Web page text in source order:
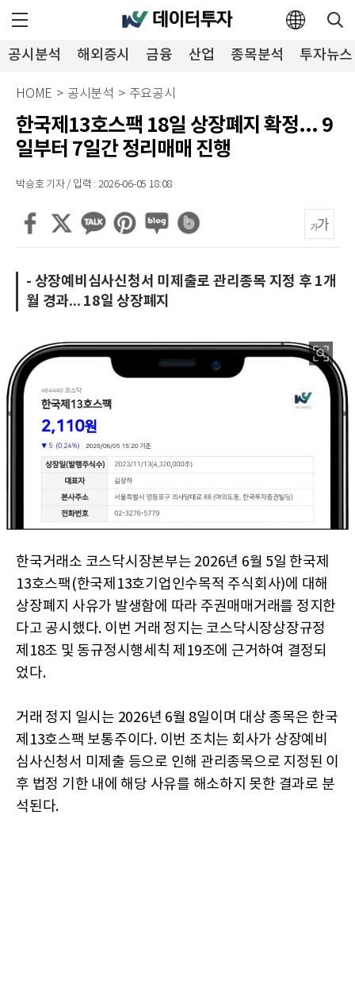
공시분석 해외증시 금융 산업 종목분석 투자뉴스
HOME > 공시분석 > 주요공시
한국제13호스팩 18일 상장폐지 확정... 9
일부터 7일간 정리매매 진행
박승호 기자 / 입력 : 2026-06-05 18:08
- 상장예비심사신청서 미제출로 관리종목 지정 후 1개
월 경과... 18일 상장폐지
한국거래소 코스닥시장본부는 2026년 6월 5일 한국제
13호스팩(한국제13호기업인수목적 주식회사)에 대해
상장폐지 사유가 발생함에 따라 주권매매거래를 정지한
다고 공시했다. 이번 거래 정지는 코스닥시장상장규정
제18조 및 동규정시행세칙 제19조에 근거하여 결정되
었다.
거래 정지 일시는 2026년 6월 8일이며 대상 종목은 한국
제13호스팩 보통주이다. 이번 조치는 회사가 상장예비
심사신청서 미제출 등으로 인해 관리종목으로 지정된 이
후 법정 기한 내에 해당 사유를 해소하지 못한 결과로 분
석된다.